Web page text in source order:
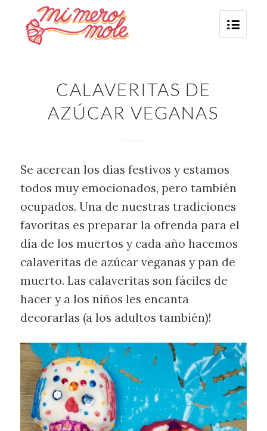
CALAVERITAS DE
AZÚCAR VEGANAS
Se acercan los días festivos y estamos
todos muy emocionados, pero también
ocupados. Una de nuestras tradiciones
favoritas es preparar la ofrenda para el
día de los muertos y cada año hacemos
calaveritas de azúcar veganas y pan de
muerto. Las calaveritas son fáciles de
hacer y a los niños les encanta
decorarlas (a los adultos también)!